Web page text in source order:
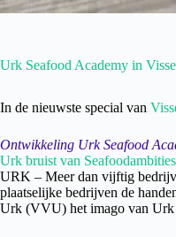
Urk Seafood Academy in
In de nieuwste special van
Ontwikkeling Urk Seafood
Urk bruist van Seafoodambities
URK – Meer dan vijftig
plaatselijke bedrijven de
Urk (VVU) het imago van Urk